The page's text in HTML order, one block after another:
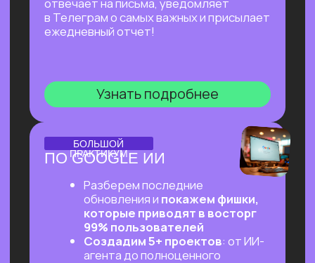
БОЛЬШОЙ ПРАКТИКУМ
ПО ИИ-АГЕНТУ
PERPLEXITY COMPUTER
На реальных задачах покажем, на что
Узнать подробнее
ОНЛАЙН-ПРАКТИКУМ
ПЕРВЫЙ ПРАКТИКУМ
ПО ВАЙБКОДИНГУ
ВСЕХ, КТО «НЕ ТЕХНАРЬ»
Обещаем: за 2 часа переведем тебя
из точки «Это точно не для меня»
в точку «Я тоже могу вайб-кодить!»
Узнать подробнее